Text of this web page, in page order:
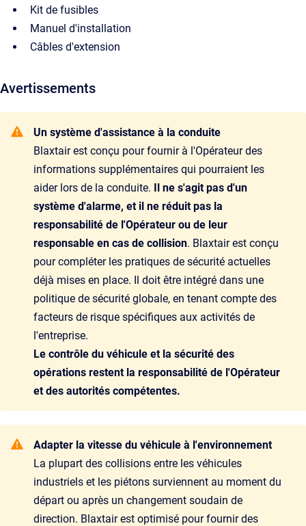
Kit de fusibles
Manuel d'installation
Câbles d'extension
Avertissements
Un système d'assistance à la conduite
Blaxtair est conçu pour fournir à l'Opérateur des
informations supplémentaires qui pourraient les
aider lors de la conduite. Il ne s'agit pas d'un
système d'alarme, et il ne réduit pas la
responsabilité de l'Opérateur ou de leur
responsable en cas de collision. Blaxtair est conçu
pour compléter les pratiques de sécurité actuelles
déjà mises en place. Il doit être intégré dans une
politique de sécurité globale, en tenant compte des
facteurs de risque spécifiques aux activités de
l'entreprise.
Le contrôle du véhicule et la sécurité des
opérations restent la responsabilité de l'Opérateur
et des autorités compétentes.
Adapter la vitesse du véhicule à l'environnement
La plupart des collisions entre les véhicules
industriels et les piétons surviennent au moment du
départ ou après un changement soudain de
direction. Blaxtair est optimisé pour fournir des